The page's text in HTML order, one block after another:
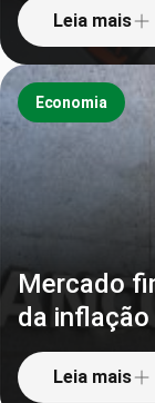
Leia mais
Economia
Mercado
da inflação
Leia mais